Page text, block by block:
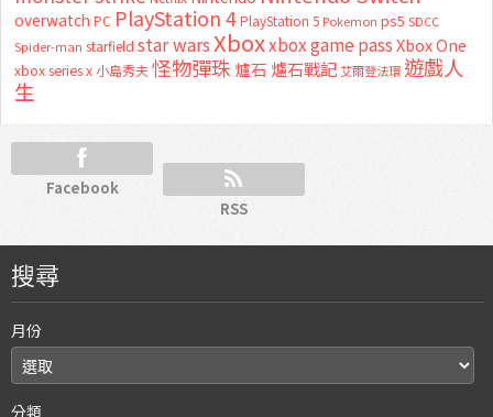
overwatch PC PlayStation 4 PlayStation 5 Pokemon ps5 SDCC
Spider-man starfield star warsXboxxbox game passXbox One
xbox series x 小島秀夫怪物彈珠 爐石 爐石戰記艾爾登法環 遊戲人
生
Facebook
RSS
搜尋
月份
分類